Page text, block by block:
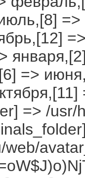
=>
=>
=> /